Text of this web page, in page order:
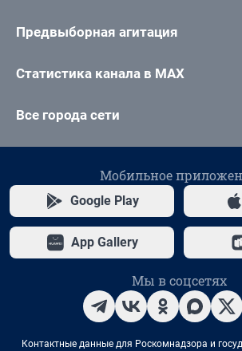
Предвыборная агитация
Статистика канала в MAX
Все города сети
Мобильное
Google Play
App Gallery
Мы в соцсетях
Контактные данные для Роскомнадзора и